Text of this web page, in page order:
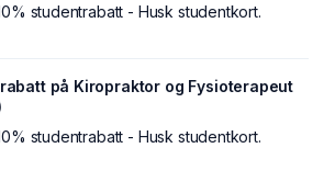
studentrabatt - Husk studentkort.
på Kiropraktor og Fysioterapeut
studentrabatt - Husk studentkort.